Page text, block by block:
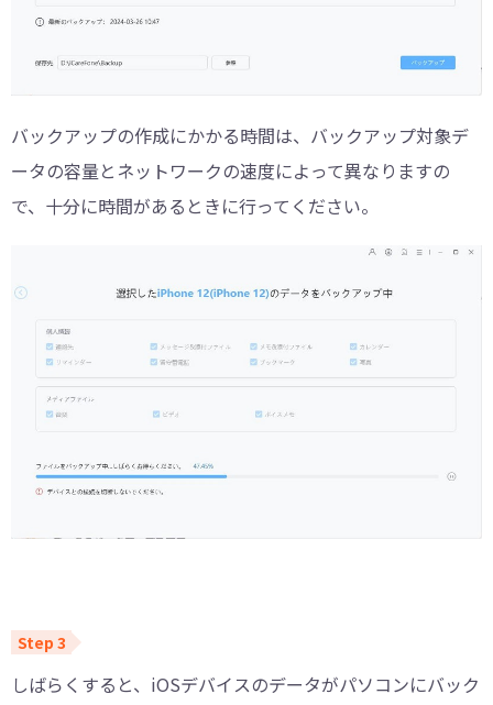
バックアップの作成にかかる時間は、バックアップ対象デ
ータの容量とネットワークの速度によって異なりますの
で、十分に時間があるときに行ってください。
しばらくすると、iOSデバイスのデータがパソコンにバック